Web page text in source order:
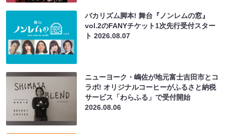
バカリズム脚本! 舞台『ノンレムの窓』
vol.2のFANYチケット1次先行受付スター
ト2026.08.07
ニューヨーク・嶋佐が地元富士吉田市とコ
ラボ! オリジナルコーヒーがふるさと納税
サービス「わらふる」で受付開始
2026.08.06